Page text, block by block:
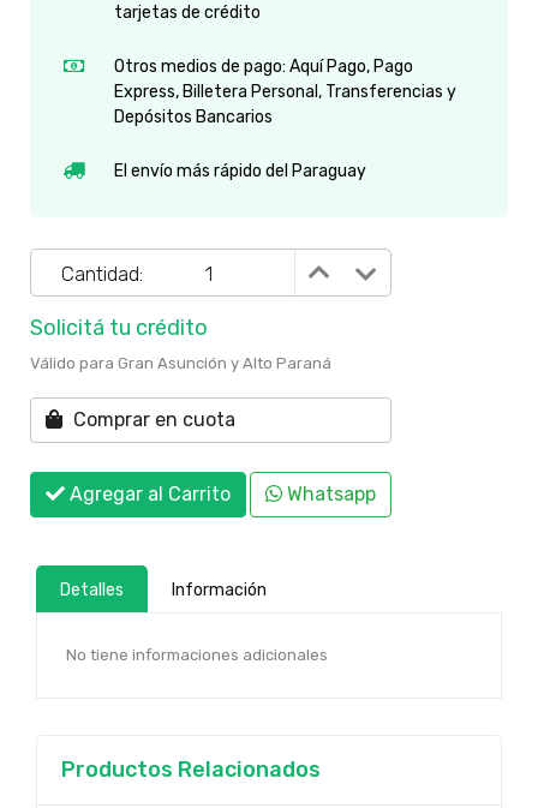
tarjetas de crédito
Otros medios de pago: Aquí Pago, Pago
Express, Billetera Personal, Transferencias y
Depósitos Bancarios
El envío más rápido del Paraguay
Cantidad:
Solicitá tu crédito
Válido para Gran Asunción y Alto Paraná
Comprar en cuota
Agregar al Carrito Whatsapp
Detalles Información
No tiene informaciones adicionales
Productos Relacionados